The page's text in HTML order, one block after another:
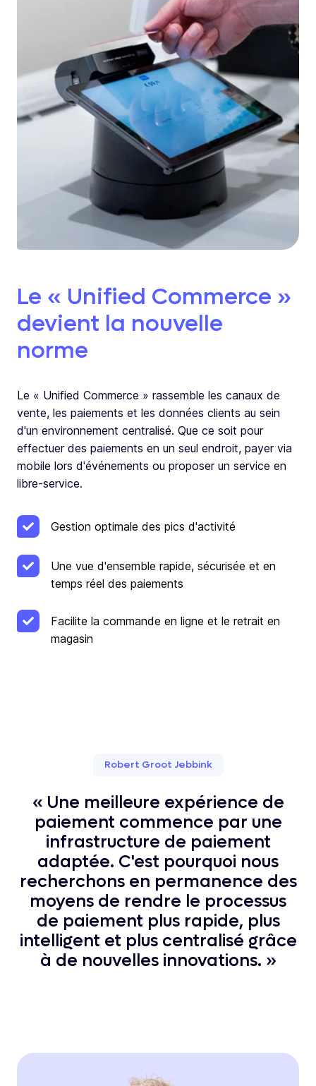
Le « Unified Commerce »
devient la nouvelle
norme
Le « Unified Commerce » rassemble les canaux de
vente, les paiements et les données clients au sein
d'un environnement centralisé. Que ce soit pour
effectuer des paiements en un seul endroit, payer via
mobile lors d'événements ou proposer un service en
libre-service.
Gestion optimale des pics d'activité
Une vue d'ensemble rapide, sécurisée et en
temps réel des paiements
Facilite la commande en ligne et le retrait en
magasin
Robert Groot Jebbink
« Une meilleure expérience de
paiement commence par une
infrastructure de paiement
adaptée. C'est pourquoi nous
recherchons en permanence des
moyens de rendre le processus
de paiement plus rapide, plus
intelligent et plus centralisé grâce
à de nouvelles innovations. »